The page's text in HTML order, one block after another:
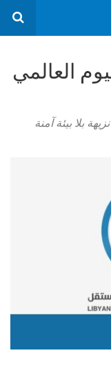
العالمي
بلا بيئة آمنة